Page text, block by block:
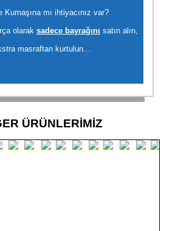
Kumaşına mı ihtiyacınız var?
olarak sadece bayrağını satın alın,
masraftan kurtulun...
ÜRÜNLERİMİZ